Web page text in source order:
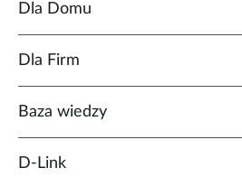
Dla Domu
Dla Firm
Baza wiedzy
D‑Link